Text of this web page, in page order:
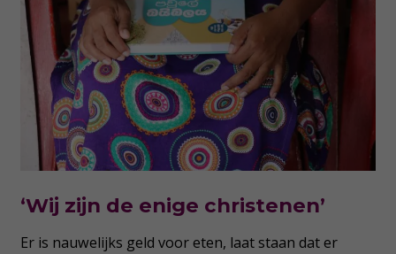
‘Wij zijn de enige christenen’
Er is nauwelijks geld voor eten, laat staan dat er